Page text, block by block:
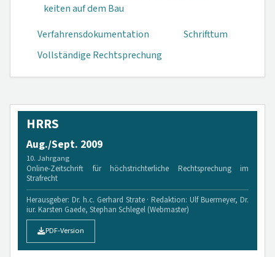
keiten auf dem Bau
Verfahrensdokumen­tation
Schrifttum
Vollständige Rechtsprechung
HRRS
Aug./Sept. 2009
10. Jahrgang
Online-Zeitschrift für höchstrichterliche Rechtsprechung im
Strafrecht
Herausgeber: Dr. h.c. Gerhard Strate · Redaktion: Ulf Buermeyer, Dr.
iur. Karsten Gaede, Stephan Schlegel (Webmaster)
PDF-Version